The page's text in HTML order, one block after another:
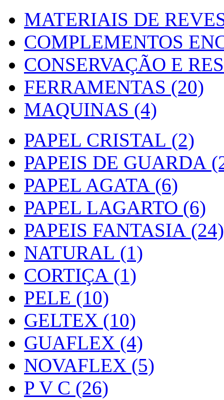
MATERIAIS DE
COMPLEMENTOS
CONSERVAÇÃO E
FERRAMENTAS (20)
MAQUINAS (4)
PAPEL CRISTAL (2)
PAPEIS DE GUARDA
PAPEL AGATA (6)
PAPEL LAGARTO (6)
PAPEIS FANTASIA (24)
NATURAL (1)
CORTIÇA (1)
PELE (10)
GELTEX (10)
GUAFLEX (4)
NOVAFLEX (5)
P V C (26)